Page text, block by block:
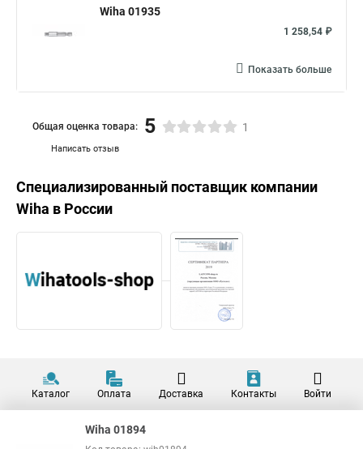
Wiha 01935
1 258,54 ₽
Показать больше
Написать отзыв
Общая оценка товара: 5 1
Специализированный поставщик компании
Wiha в России
Каталог Оплата Доставка Контакты Войти
Wiha 01894